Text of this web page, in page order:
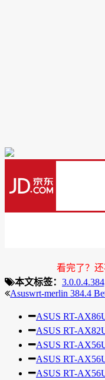
看完了？
本文标签：
Asuswrt-merlin 384.4
ASUS RT-
ASUS RT-
ASUS RT-
ASUS RT-
ASUS RT-